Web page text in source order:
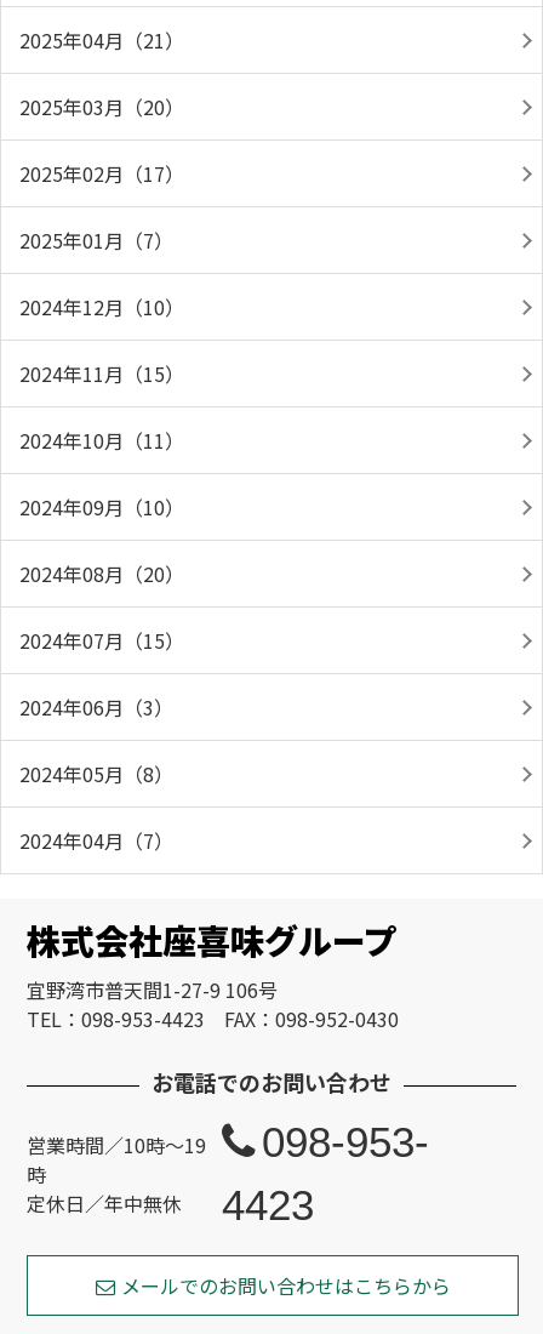
2025年04月（21）
2025年03月（20）
2025年02月（17）
2025年01月（7）
2024年12月（10）
2024年11月（15）
2024年10月（11）
2024年09月（10）
2024年08月（20）
2024年07月（15）
2024年06月（3）
2024年05月（8）
2024年04月（7）
株式会社座喜味グループ
宜野湾市普天間1-27-9 106号
TEL：098-953-4423 FAX：098-952-0430
お電話でのお問い合わせ
営業時間／10時～19
時
定休日／年中無休
098-953-
4423
メールでのお問い合わせはこちらから